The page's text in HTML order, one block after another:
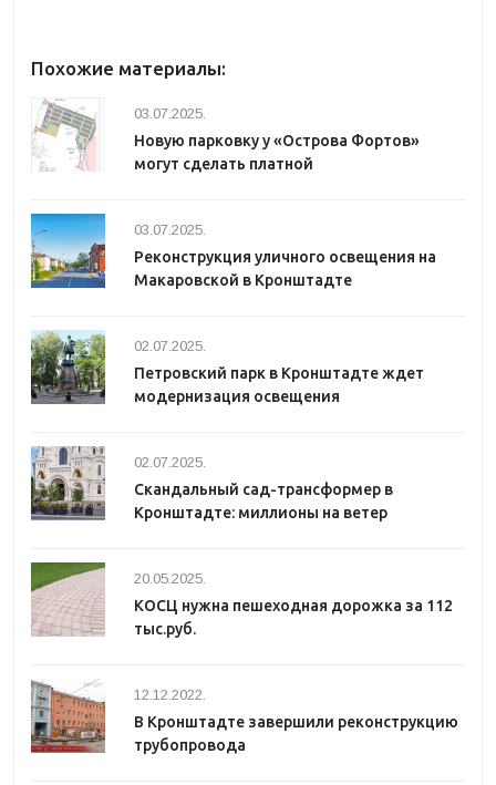
Похожие материалы:
03.07.2025.
Новую парковку у «Острова Фортов»
могут сделать платной
03.07.2025.
Реконструкция уличного освещения на
Макаровской в Кронштадте
02.07.2025.
Петровский парк в Кронштадте ждет
модернизация освещения
02.07.2025.
Скандальный сад-трансформер в
Кронштадте: миллионы на ветер
20.05.2025.
КОСЦ нужна пешеходная дорожка за 112
тыс.руб.
12.12.2022.
В Кронштадте завершили реконструкцию
трубопровода